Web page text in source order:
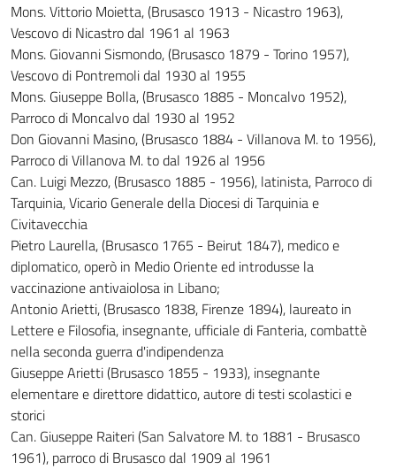
Mons. Vittorio Moietta, (Brusasco 1913 - Nicastro 1963),
Vescovo di Nicastro dal 1961 al 1963
Mons. Giovanni Sismondo, (Brusasco 1879 - Torino 1957),
Vescovo di Pontremoli dal 1930 al 1955
Mons. Giuseppe Bolla, (Brusasco 1885 - Moncalvo 1952),
Parroco di Moncalvo dal 1930 al 1952
Don Giovanni Masino, (Brusasco 1884 - Villanova M. to 1956),
Parroco di Villanova M. to dal 1926 al 1956
Can. Luigi Mezzo, (Brusasco 1885 - 1956), latinista, Parroco di
Tarquinia, Vicario Generale della Diocesi di Tarquinia e
Civitavecchia
Pietro Laurella, (Brusasco 1765 - Beirut 1847), medico e
diplomatico, operò in Medio Oriente ed introdusse la
vaccinazione antivaiolosa in Libano;
Antonio Arietti, (Brusasco 1838, Firenze 1894), laureato in
Lettere e Filosofia, insegnante, ufficiale di Fanteria, combattè
nella seconda guerra d'indipendenza
Giuseppe Arietti (Brusasco 1855 - 1933), insegnante
elementare e direttore didattico, autore di testi scolastici e
storici
Can. Giuseppe Raiteri (San Salvatore M. to 1881 - Brusasco
1961), parroco di Brusasco dal 1909 al 1961